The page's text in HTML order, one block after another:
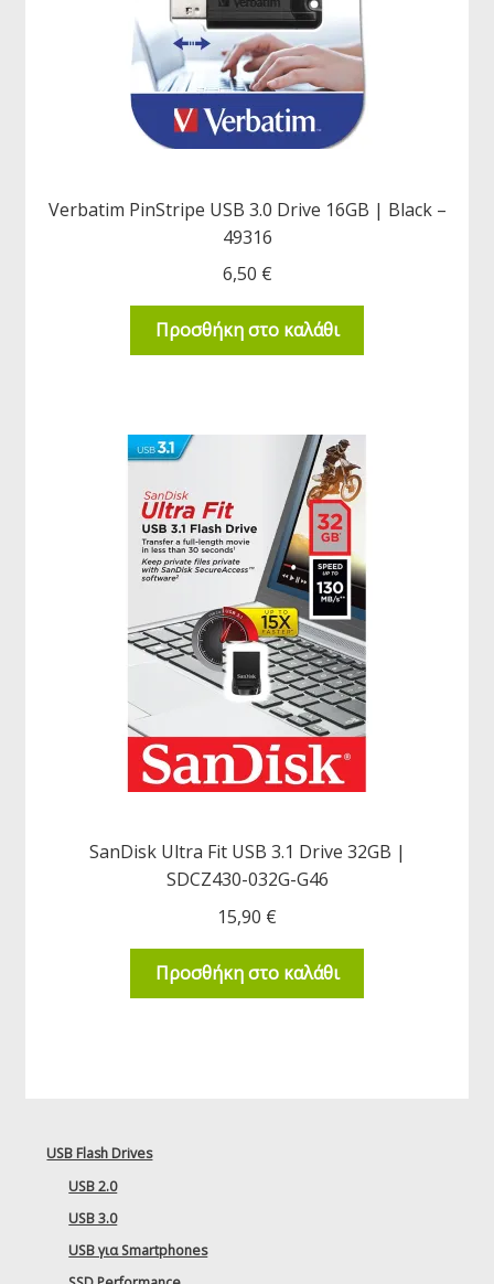
Verbatim PinStripe USB 3.0 Drive 16GB | Black –
49316
6,50 €
Προσθήκη στο καλάθι
SanDisk Ultra Fit USB 3.1 Drive 32GB |
SDCZ430-032G-G46
15,90 €
Προσθήκη στο καλάθι
USB Flash Drives
USB 2.0
USB 3.0
USB για Smartphones